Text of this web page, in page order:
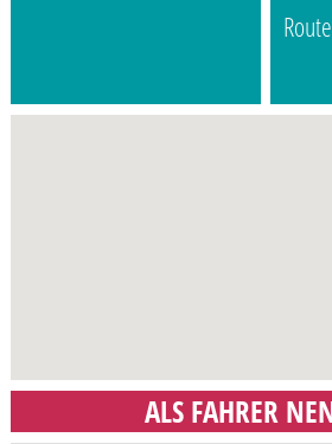
ALS FAHRER